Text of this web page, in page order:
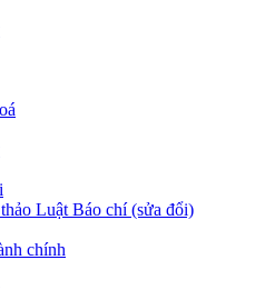
Luật Báo chí (sửa đổi)
chính